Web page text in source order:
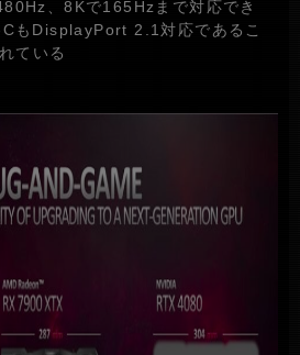
、8Kで165Hzまで対応でき
もDisplayPort 2.1対応であるこ
ている